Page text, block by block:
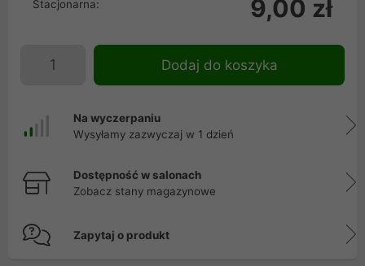
Stacjonarna: 9,00 zł
Dodaj do koszyka
Na wyczerpaniu
Wysyłamy zazwyczaj w 1 dzień
Dostępność w salonach
Zobacz stany magazynowe
Zapytaj o produkt